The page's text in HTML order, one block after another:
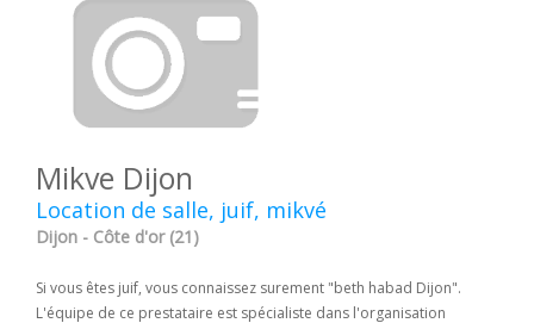
Mikve Dijon
Location de salle, juif, mikvé
Dijon - Côte d'or (21)
Si vous êtes juif, vous connaissez surement "beth habad Dijon".
L'équipe de ce prestataire est spécialiste dans l'organisation